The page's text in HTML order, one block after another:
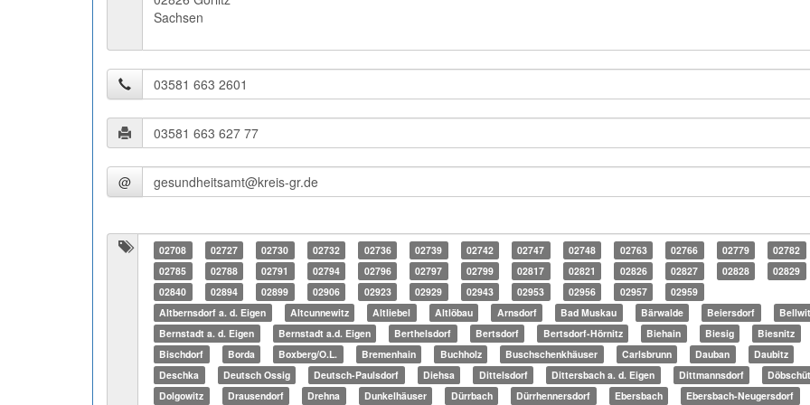
Sachsen
@
02708 02727 02730 02732 02736 02739 02742 02747 02748 02763 02766 02779
02782
02785
02788 02791 02794 02796 02797 02799 02817 02821 02826 02827 02828
02829
02840
02894 02899 02906 02923 02929 02943 02953 02956 02957
02959
Altbernsdorf a. d. Eigen
Altcunnewitz Altliebel Altlöbau Arnsdorf Bad Muskau Bärwalde Beiersdorf
Bernstadt a. d. Eigen
Bernstadt a.d. Eigen Berthelsdorf Bertsdorf Bertsdorf-Hörnitz Biehain Biesig
Biesnitz
Bischdorf
Borda Boxberg/O.L. Bremenhain Buchholz Buschschenkhäuser Carlsbrunn Dauban
Daubitz
Deschka
Deutsch Ossig Deutsch-Paulsdorf Diehsa Dittelsdorf Dittersbach a. d. Eigen Dittmannsdorf
Dolgowitz
Drausendorf Drehna Dunkelhäuser Dürrbach Dürrhennersdorf Ebersbach Ebersbach-Neugersdorf